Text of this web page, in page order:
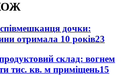
дочки:
отримала 10 років23
склад: вогнем
тис. кв. м приміщень15